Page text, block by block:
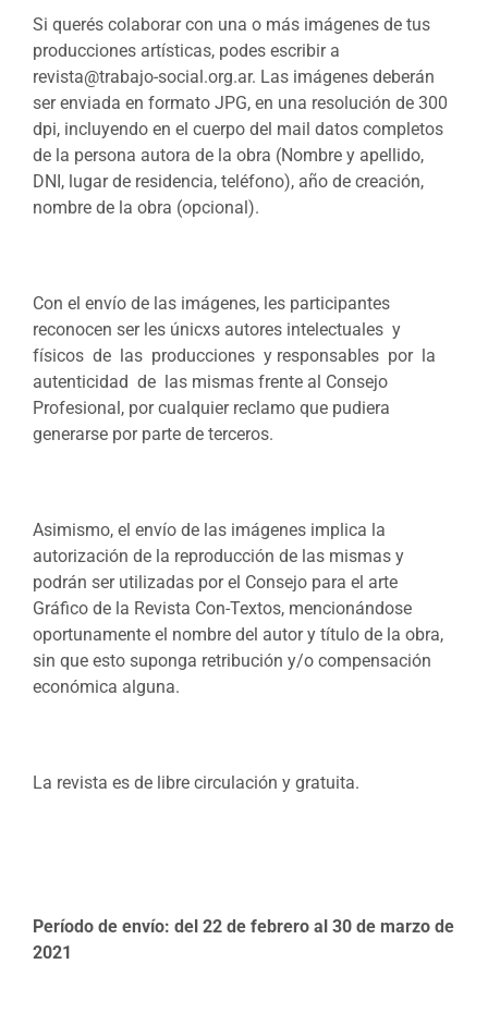
Si querés colaborar con una o más imágenes de tus
producciones artísticas, podes escribir a
revista@trabajo-social.org.ar. Las imágenes deberán
ser enviada en formato JPG, en una resolución de 300
dpi, incluyendo en el cuerpo del mail datos completos
de la persona autora de la obra (Nombre y apellido,
DNI, lugar de residencia, teléfono), año de creación,
nombre de la obra (opcional).
Con el envío de las imágenes, les participantes
reconocen ser les únicxs autores intelectuales y
físicos de las producciones y responsables por la
autenticidad de las mismas frente al Consejo
Profesional, por cualquier reclamo que pudiera
generarse por parte de terceros.
Asimismo, el envío de las imágenes implica la
autorización de la reproducción de las mismas y
podrán ser utilizadas por el Consejo para el arte
Gráfico de la Revista Con-Textos, mencionándose
oportunamente el nombre del autor y título de la obra,
sin que esto suponga retribución y/o compensación
económica alguna.
La revista es de libre circulación y gratuita.
Período de envío: del 22 de febrero al 30 de marzo de
2021